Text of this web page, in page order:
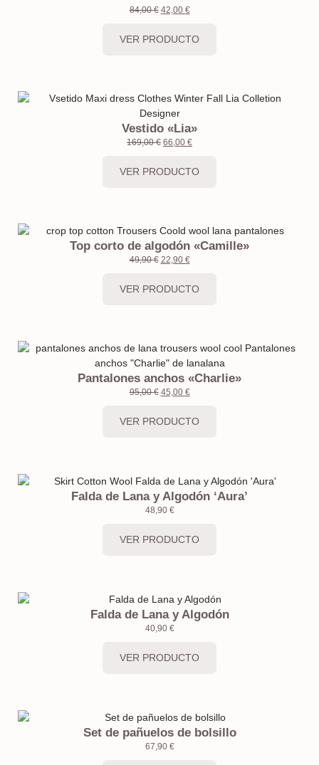
84,00€ 42,00 €
VER PRODUCTO
Vestido «Lia»
169,00€ 66,00 €
VER PRODUCTO
Top corto de algodón «Camille»
49,90€ 22,90 €
VER PRODUCTO
Pantalones anchos «Charlie»
95,00€ 45,00 €
VER PRODUCTO
Falda de Lana y Algodón ‘Aura’
48,90 €
VER PRODUCTO
Falda de Lana y Algodón
40,90 €
VER PRODUCTO
Set de pañuelos de bolsillo
67,90 €